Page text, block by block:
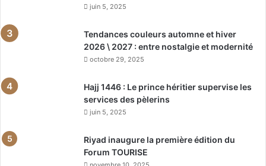
juin 5, 2025
Tendances couleurs automne et hiver
2026 \ 2027 : entre nostalgie et modernité
octobre 29, 2025
Hajj 1446 : Le prince héritier supervise les
services des pèlerins
juin 5, 2025
Riyad inaugure la première édition du
Forum TOURISE